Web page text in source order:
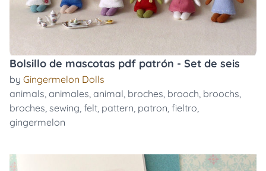
Bolsillo de mascotas pdf patrón - Set de seis
by Gingermelon Dolls
animals, animales, animal, broches, brooch, broochs,
broches, sewing, felt, pattern, patron, fieltro,
gingermelon